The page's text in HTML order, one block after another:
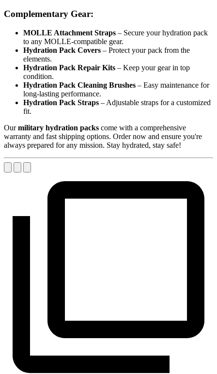
Complementary Gear:
MOLLE Attachment Straps – Secure your hydration pack
to any MOLLE-compatible gear.
Hydration Pack Covers – Protect your pack from the
elements.
Hydration Pack Repair Kits – Keep your gear in top
condition.
Hydration Pack Cleaning Brushes – Easy maintenance for
long-lasting performance.
Hydration Pack Straps – Adjustable straps for a customized
fit.
Ourmilitary hydration packs come with a comprehensive
warranty and fast shipping options. Order now and ensure you're
always prepared for any mission. Stay hydrated, stay safe!